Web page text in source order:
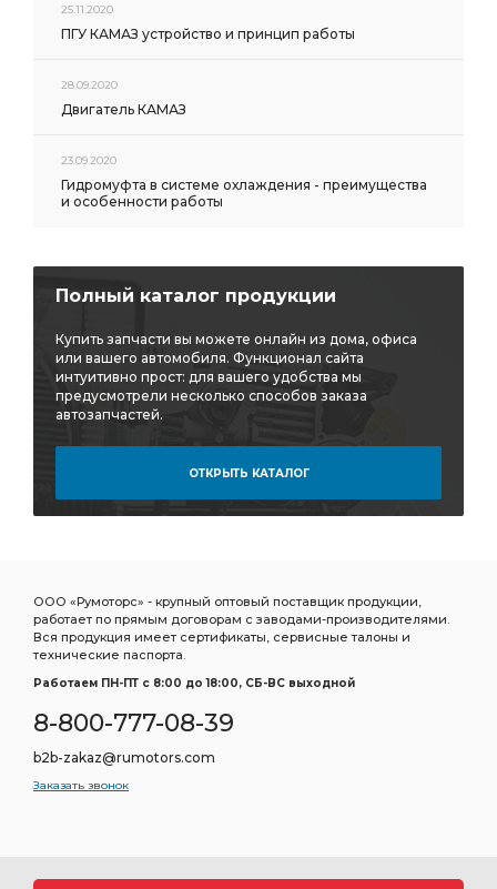
25.11.2020
ПГУ КАМАЗ устройство и принцип работы
28.09.2020
Двигатель КАМАЗ
23.09.2020
Гидромуфта в системе охлаждения - преимущества
и особенности работы
Полный каталог продукции
Купить запчасти вы можете онлайн из дома, офиса
или вашего автомобиля. Функционал сайта
интуитивно прост: для вашего удобства мы
предусмотрели несколько способов заказа
автозапчастей.
ОТКРЫТЬ КАТАЛОГ
ООО «Румоторс» - крупный оптовый поставщик продукции,
работает по прямым договорам с заводами-производителями.
Вся продукция имеет сертификаты, сервисные талоны и
технические паспорта.
Работаем ПН-ПТ c 8:00 до 18:00, СБ-ВС выходной
8-800-777-08-39
b2b-zakaz@rumotors.com
Заказать звонок